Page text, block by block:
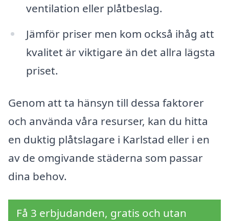
ventilation eller plåtbeslag.
Jämför priser men kom också ihåg att
kvalitet är viktigare än det allra lägsta
priset.
Genom att ta hänsyn till dessa faktorer
och använda våra resurser, kan du hitta
en duktig plåtslagare i Karlstad eller i en
av de omgivande städerna som passar
dina behov.
Få 3 erbjudanden, gratis och utan